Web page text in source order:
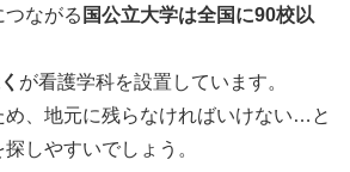
ながる 国公立大学は全国に90校以
が看護学科を設置しています。
め、地元に残らなければいけない…と
しやすいでしょう。